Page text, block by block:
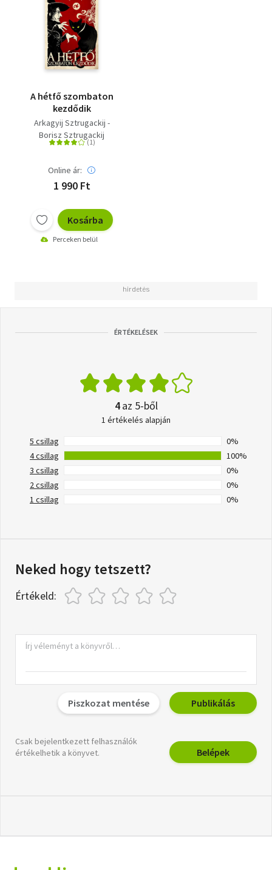
A hétfő szombaton
kezdődik
Arkagyij Sztrugackij -
Borisz Sztrugackij
Online ár:
1 990 Ft
Kosárba
Perceken belül
ÉRTÉKELÉSEK
4az 5-ből
1 értékelés alapján
5 csillag
0%
4 csillag
100%
3 csillag
0%
2 csillag
0%
1 csillag
0%
Neked hogy tetszett?
Értékeld:
Piszkozat mentése Publikálás
Csak bejelentkezett felhasználók
értékelhetik a könyvet.
Belépek